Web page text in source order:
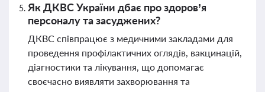
Як ДКВС України дбає про здоров’я
персоналу та засуджених?
ДКВС співпрацює з медичними закладами для
проведення профілактичних оглядів, вакцинацій,
діагностики та лікування, що допомагає
своєчасно виявляти захворювання та